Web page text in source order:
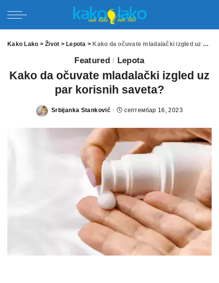
Kako Lako >Život > Lepota > Kako da očuvate mladalački izgled uz par korisnih saveta?
Featured Lepota
Kako da očuvate mladalački izgled uz
par korisnih saveta?
Posted
Srbijanka Stanković септембар 16, 2023